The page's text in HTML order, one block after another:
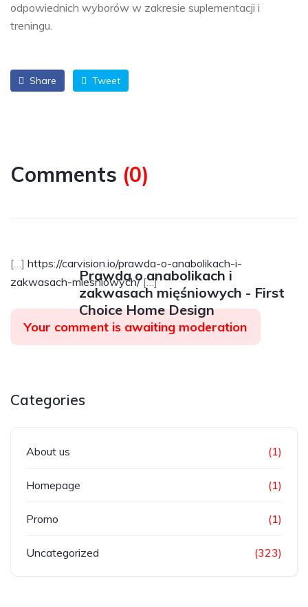
odpowiednich wyborów w zakresie suplementacji i
treningu.
Share Tweet
Comments (0)
Prawda o anabolikach i
zakwasach mięśniowych - First
Choice Home Design
[…] https://carvision.io/prawda-o-anabolikach-i-
zakwasach-miesniowych/[…]
Your comment is awaiting moderation
Categories
About us (1)
Homepage (1)
Promo (1)
Uncategorized (323)